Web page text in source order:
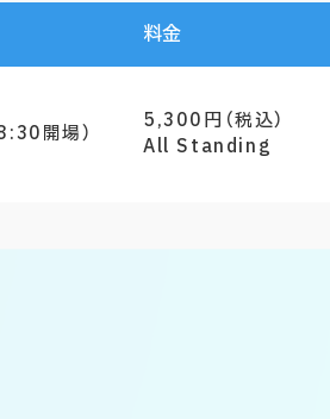
料金
開場）
5,300円（税込）
All Standing